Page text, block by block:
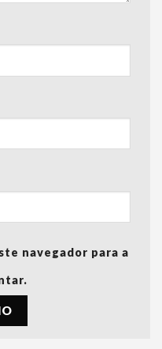
navegador para a